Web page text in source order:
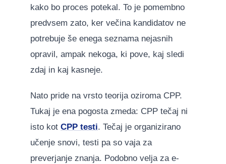
kako bo proces potekal. To je pomembno
predvsem zato, ker večina kandidatov ne
potrebuje še enega seznama nejasnih
opravil, ampak nekoga, ki pove, kaj sledi
zdaj in kaj kasneje.
Nato pride na vrsto teorija oziroma CPP.
Tukaj je ena pogosta zmeda: CPP tečaj ni
isto kot CPP testi. Tečaj je organizirano
učenje snovi, testi pa so vaja za
preverjanje znanja. Podobno velja za e-